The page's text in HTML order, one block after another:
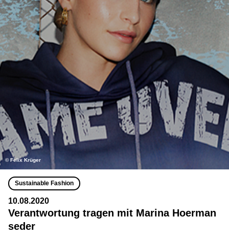
©️ Felix Krüger
Sustainable Fashion
10.08.2020
Verantwortung tragen mit Marina Hoerman
seder